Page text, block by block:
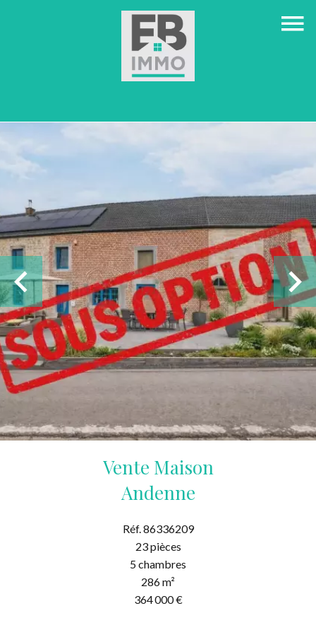
Vente Maison
Andenne
Réf. 86336209
23 pièces
5 chambres
286 m²
364 000 €